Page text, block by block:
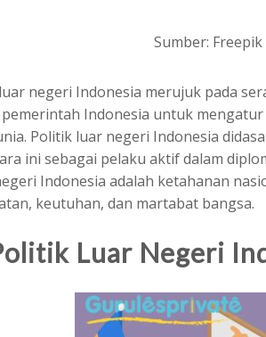
Sumber: Freepik
negeri Indonesia merujuk pada
Indonesia untuk
Politik luar negeri Indonesia
ini sebagai pelaku aktif dalam
Indonesia adalah ketahanan
keutuhan, dan martabat bangsa.
Luar Negeri